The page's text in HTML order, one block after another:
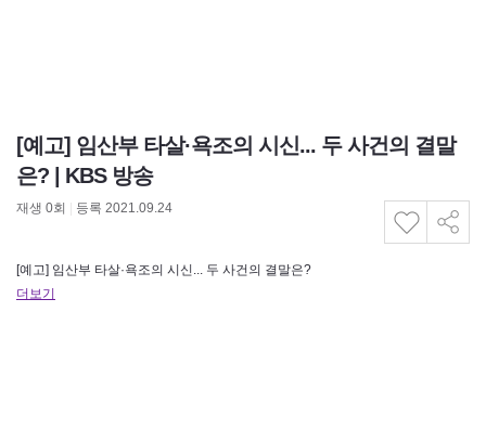
[예고] 임산부 타살·욕조의 시신... 두 사건의 결말
은? | KBS 방송
재생 0회 등록 2021.09.24
[예고] 임산부 타살·욕조의 시신... 두 사건의 결말은?
더보기